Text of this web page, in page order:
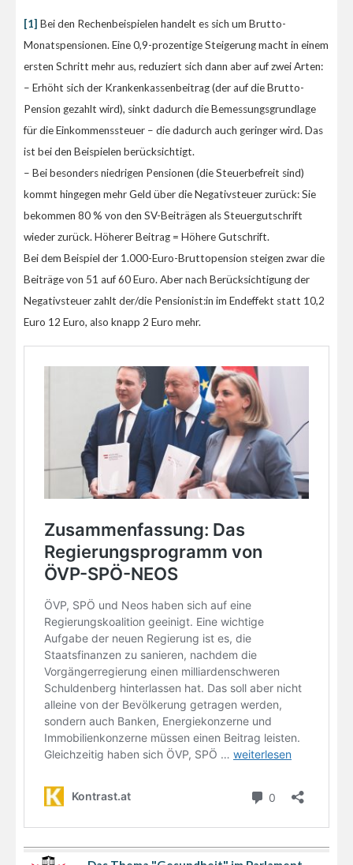
[1] Bei den Rechenbeispielen handelt es sich um Brutto-
Monatspensionen. Eine 0,9-prozentige Steigerung macht in einem
ersten Schritt mehr aus, reduziert sich dann aber auf zwei Arten:
– Erhöht sich der Krankenkassenbeitrag (der auf die Brutto-
Pension gezahlt wird), sinkt dadurch die Bemessungsgrundlage
für die Einkommenssteuer – die dadurch auch geringer wird. Das
ist bei den Beispielen berücksichtigt.
– Bei besonders niedrigen Pensionen (die Steuerbefreit sind)
kommt hingegen mehr Geld über die Negativsteuer zurück: Sie
bekommen 80 % von den SV-Beiträgen als Steuergutschrift
wieder zurück. Höherer Beitrag = Höhere Gutschrift.
Bei dem Beispiel der 1.000-Euro-Bruttopension steigen zwar die
Beiträge von 51 auf 60 Euro. Aber nach Berücksichtigung der
Negativsteuer zahlt der/die Pensionist:in im Endeffekt statt 10,2
Euro 12 Euro, also knapp 2 Euro mehr.